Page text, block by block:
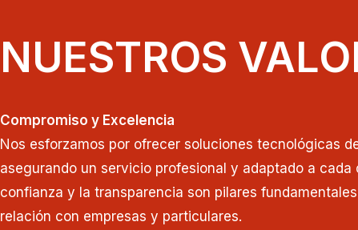
NUESTROS
Compromiso y Excelencia
Nos esforzamos por ofrecer soluciones tecnológicas
asegurando un servicio profesional y adaptado a cada
confianza y la transparencia son pilares
relación con empresas y particulares.